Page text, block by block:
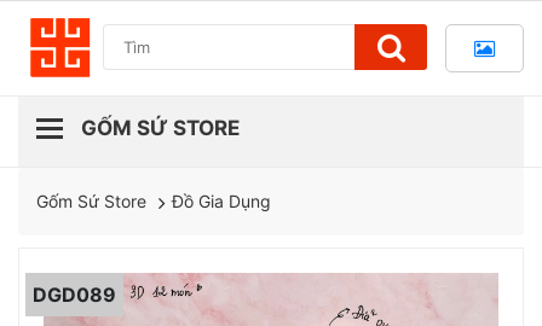
Gốm Sứ Store Đồ Gia Dụng
DGD089